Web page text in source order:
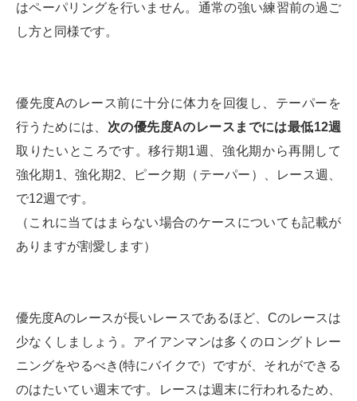
はペーパリングを行いません。通常の強い練習前の過ご
し方と同様です。
優先度Aのレース前に十分に体力を回復し、テーパーを
行うためには、 次の優先度Aのレースまでには最低12週
取りたいところです。移行期1週、強化期から再開して
強化期1、強化期2、ピーク期（テーパー）、レース週、
で12週です。
（これに当てはまらない場合のケースについても記載が
ありますが割愛します）
優先度Aのレースが長いレースであるほど、Cのレースは
少なくしましょう。アイアンマンは多くのロングトレー
ニングをやるべき(特にバイクで）ですが、それができる
のはたいてい週末です。レースは週末に行われるため、